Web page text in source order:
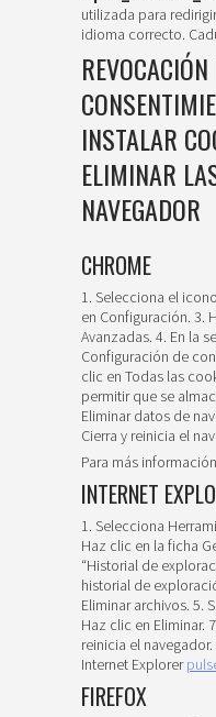
utilizada para
idioma correcto.
INSTALAR
ELIMINAR
NAVEGADOR
CHROME
1. Selecciona el
en Configuración. 3.
Avanzadas. 4. En la
Configuración de
clic en Todas las
permitir que se
Eliminar datos de
Cierra y reinicia el
Para más
INTERNET
1. Selecciona
Haz clic en la ficha
“Historial de
historial de
Eliminar archivos. 5.
Haz clic en Eliminar.
reinicia el
Internet Explorer
FIREFOX